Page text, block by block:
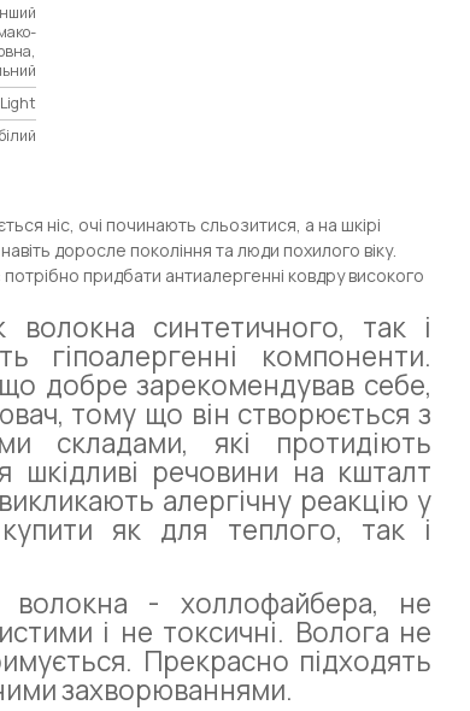
білий
ніс, очі починають сльозитися, а на шкірі
доросле покоління та люди похилого віку.
придбати антиалергенні ковдру високого
синтетичного, так і
гіпоалергенні компоненти.
добре зарекомендував себе,
тому що він створюється з
складами, які протидіють
речовини на кшталт
алергічну реакцію у
як для теплого, так і
волокна - холлофайбера, не
і не токсичні. Волога не
Прекрасно підходять
захворюваннями.